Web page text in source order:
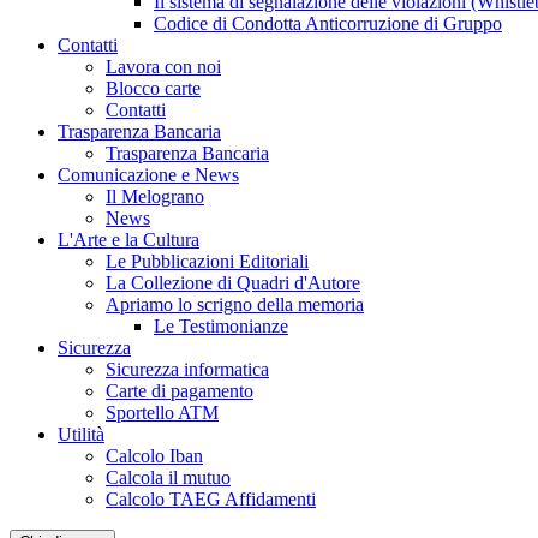
Codice di Condotta Anticorruzione di Gruppo
Contatti
Lavora con noi
Blocco carte
Contatti
Trasparenza Bancaria
Trasparenza Bancaria
Comunicazione e News
Il Melograno
News
L'Arte e la Cultura
Le Pubblicazioni Editoriali
La Collezione di Quadri d'Autore
Apriamo lo scrigno della memoria
Le Testimonianze
Sicurezza
Sicurezza informatica
Carte di pagamento
Sportello ATM
Utilità
Calcolo Iban
Calcola il mutuo
Calcolo TAEG Affidamenti